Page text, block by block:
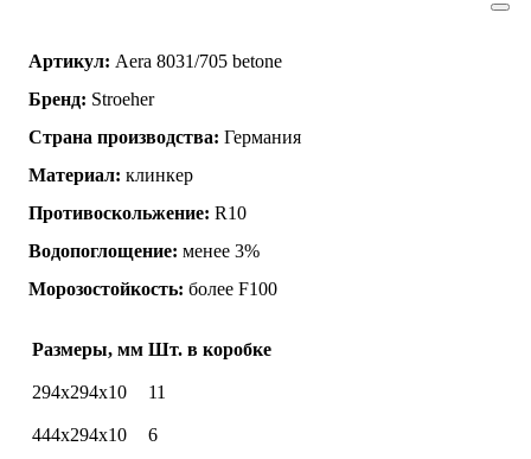
Артикул: Aera 8031/705 betone
Бренд: Stroeher
Страна производства: Германия
Материал: клинкер
Противоскольжение: R10
Водопоглощение: менее 3%
Морозостойкость: более F100
Размеры, мм Шт. в коробке
294х294х10 11
444x294x10 6